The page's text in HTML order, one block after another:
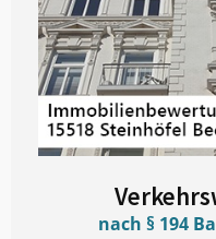
nach § 194